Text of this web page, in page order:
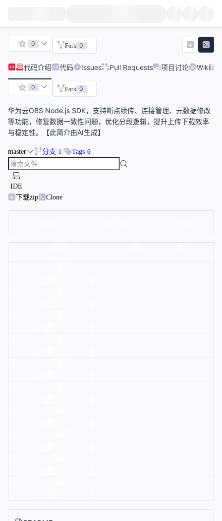
0 Fork 0
代码介绍 代码 Issues Pull Requests 项目讨论 Wiki
0 Fork 0
华为云OBS Node.js SDK，支持断点续传、连接管理、元数据修改
等功能，修复数据一致性问题，优化分段逻辑，提升上传下载效率
与稳定性。【此简介由AI生成】
master 分支 1 Tags 6
IDE
下载zip
Clone